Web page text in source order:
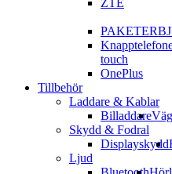
ZTE
touch
OnePlus
Tillbehör
Laddare & Kablar
Billaddare
Skydd & Fodral
Displayskydd
Ljud